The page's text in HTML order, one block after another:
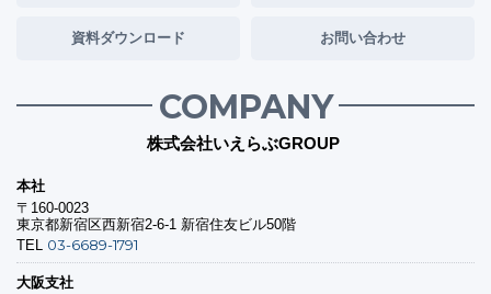
資料ダウンロード お問い合わせ
COMPANY
株式会社いえらぶGROUP
本社
〒160-0023
東京都新宿区西新宿2-6-1 新宿住友ビル50階
TEL 03-6689-1791
大阪支社